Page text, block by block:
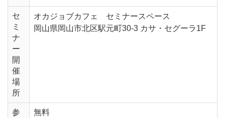
セ
ミ
ナ
ー
開
催
場
所
オカジョブカフェ セミナースペース
岡山県岡山市北区駅元町30-3 カサ・セグーラ1F
参
無料